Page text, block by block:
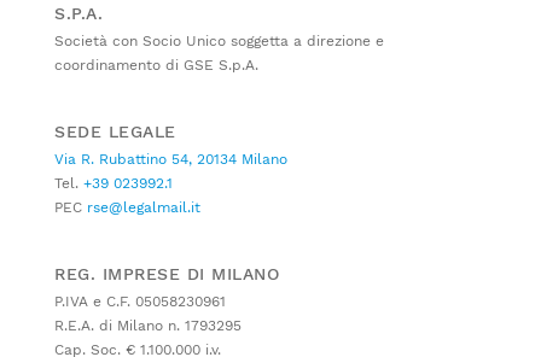
S.P.A.
Società con Socio Unico soggetta a direzione e
coordinamento di GSE S.p.A.
SEDE LEGALE
Via R. Rubattino 54, 20134 Milano
Tel. +39 023992.1
PEC rse@legalmail.it
REG. IMPRESE DI MILANO
P.IVA e C.F. 05058230961
R.E.A. di Milano n. 1793295
Cap. Soc. € 1.100.000 i.v.